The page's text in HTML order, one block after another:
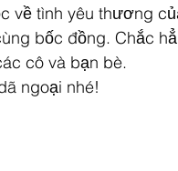
về tình yêu thương
bốc đồng. Chắc
cô và bạn bè.
ngoại nhé!